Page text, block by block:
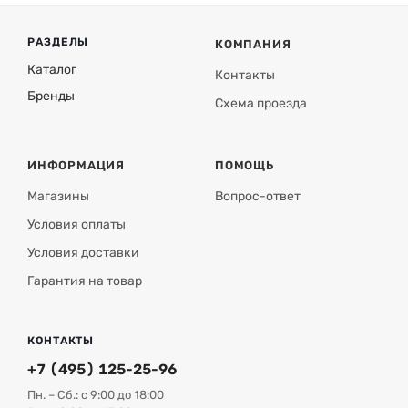
РАЗДЕЛЫ
Каталог
Бренды
КОМПАНИЯ
Контакты
Схема проезда
ИНФОРМАЦИЯ
Магазины
Условия оплаты
Условия доставки
Гарантия на товар
ПОМОЩЬ
Вопрос-ответ
КОНТАКТЫ
+7 (495) 125-25-96
Пн. – Сб.: с 9:00 до 18:00